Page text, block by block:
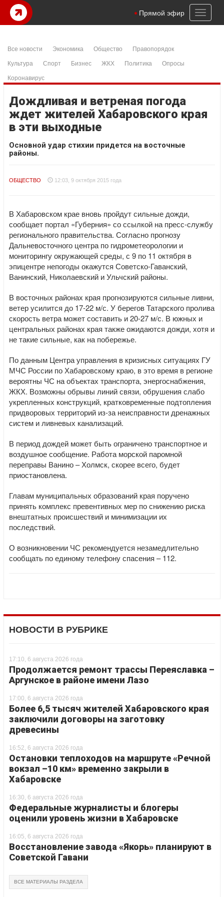
Toggle
Прямой эфир
Все новости Экономика Общество
Правопорядок
Культура
Спорт Бизнес ЖКХ Политика
Опросы
Коронавирус
Дождливая и ветреная погода
ждет жителей Хабаровского края
в эти выходные
Основной удар стихии придется на восточные
районы.
ОБЩЕСТВО 12:03, 9 октября 2015 года
В Хабаровском крае вновь пройдут сильные дожди,
сообщает портал «Губерния» со ссылкой на пресс-службу
регионального правительства. Согласно прогнозу
Дальневосточного центра по гидрометеорологии и
мониторингу окружающей среды, с 9 по 11 октября в
эпицентре непогоды окажутся Советско-Гаванский,
Ванинский, Николаевский и Ульчский районы.
В восточных районах края прогнозируются сильные ливни,
ветер усилится до 17-22 м/с. У берегов Татарского пролива
скорость ветра может составить и 20-27 м/с. В южных и
центральных районах края также ожидаются дожди, хотя и
не такие сильные, как на побережье.
По данным Центра управления в кризисных ситуациях ГУ
МЧС России по Хабаровскому краю, в это время в регионе
вероятны ЧС на объектах транспорта, энергоснабжения,
ЖКХ. Возможны обрывы линий связи, обрушения слабо
укрепленных конструкций, кратковременные подтопления
придворовых территорий из-за неисправности дренажных
систем и ливневых канализаций.
В период дождей может быть ограничено транспортное и
воздушное сообщение. Работа морской паромной
переправы Ванино – Холмск, скорее всего, будет
приостановлена.
Главам муниципальных образований края поручено
принять комплекс превентивных мер по снижению риска
внештатных происшествий и минимизации их
последствий.
О возникновении ЧС рекомендуется незамедлительно
сообщать по единому телефону спасения – 112.
НОВОСТИ В РУБРИКЕ
17:10, 6 августа 2026 года
Продолжается ремонт трассы Переяславка –
Аргунское в районе имени Лазо
17:00, 6 августа 2026 года
Более 6,5 тысяч жителей Хабаровского края
заключили договоры на заготовку
древесины
16:52, 6 августа 2026 года
Остановки теплоходов на маршруте «Речной
вокзал –10 км» временно закрыли в
Хабаровске
16:30, 6 августа 2026 года
Федеральные журналисты и блогеры
оценили уровень жизни в Хабаровске
16:05, 6 августа 2026 года
Восстановление завода «Якорь» планируют в
Советской Гавани
ВСЕ МАТЕРИАЛЫ РАЗДЕЛА